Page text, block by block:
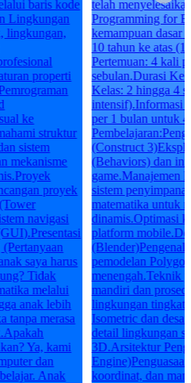
baris kode
Lingkungan
lingkungan,
properti
ke
struktur
sistem
mekanisme
proyek
navigasi
saya harus
Tidak
melalui
anak lebih
tanpa merasa
Ya, kami
dan
Anak
telah
Programming for
kemampuan dasar
10 tahun ke atas
Pertemuan: 4 kali
sebulan.Durasi
Kelas: 2 hingga 4
intensif).Informasi
per 1 bulan untuk
(Construct
(Behaviors) dan
game.Manajemen
sistem
matematika untuk
dinamis.Optimasi
platform
pemodelan
menengah.Teknik
mandiri dan
lingkungan tingkat
Isometric dan
detail lingkungan
3D.Arsitektur
koordinat, dan